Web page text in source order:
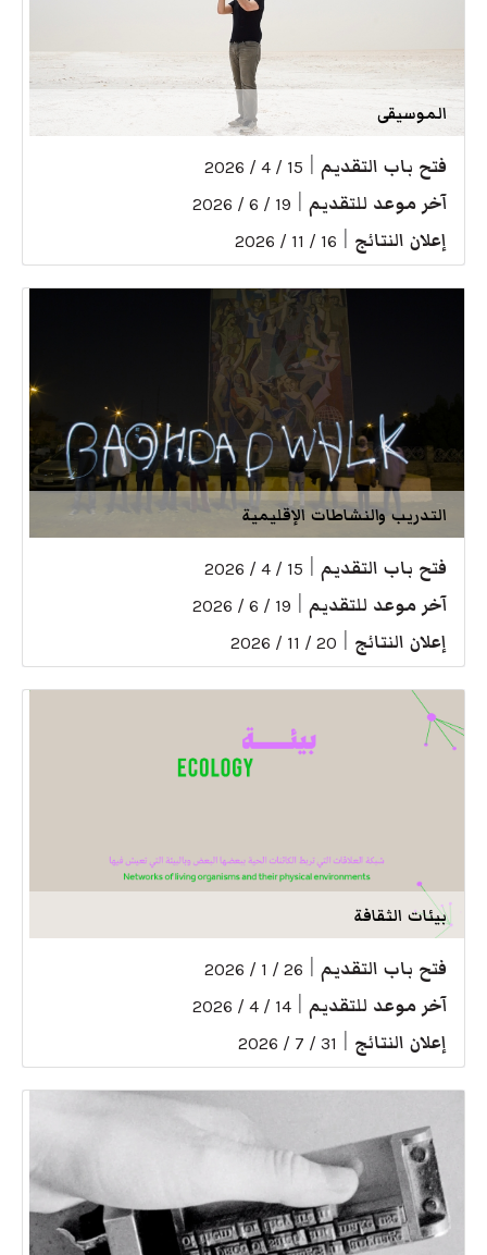
الموسيقى
فتح باب التقديم 15 / 4 / 2026
آخر موعد للتقديم 19 / 6 / 2026
إعلان النتائج 16 / 11 / 2026
التدريب والنشاطات الإقليمية
فتح باب التقديم 15 / 4 / 2026
آخر موعد للتقديم 19 / 6 / 2026
إعلان النتائج 20 / 11 / 2026
بيئات الثقافة
فتح باب التقديم 26 / 1 / 2026
آخر موعد للتقديم 14 / 4 / 2026
إعلان النتائج 31 / 7 / 2026